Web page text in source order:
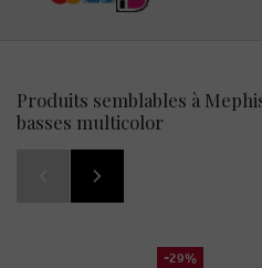
Produits semblables à
basses multicolor
-29%